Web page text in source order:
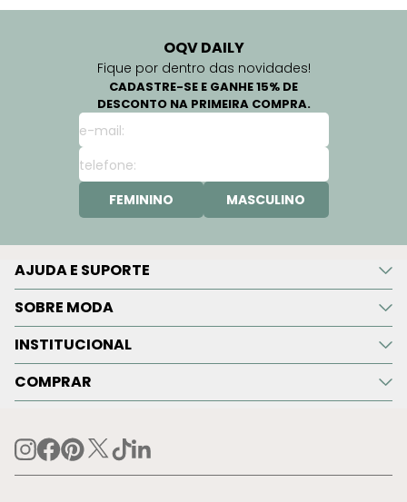
OQV DAILY
Fique por dentro das novidades!
CADASTRE-SE E GANHE 15% DE
DESCONTO NA PRIMEIRA COMPRA.
FEMININO MASCULINO
AJUDA E SUPORTE
SOBRE MODA
INSTITUCIONAL
COMPRAR